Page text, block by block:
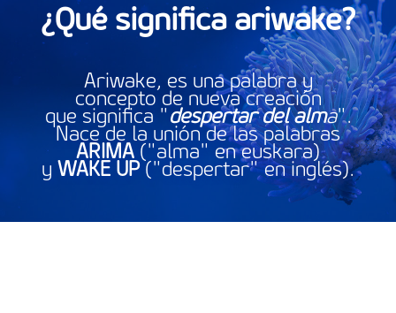
¿Qué significa ariwake?
Ariwake, es una palabra y
concepto de nueva creación
que significa "despertar del alma".
Nace de la unión de las palabras
ARIMA ("alma" en euskara)
y WAKE UP("despertar" en inglés).